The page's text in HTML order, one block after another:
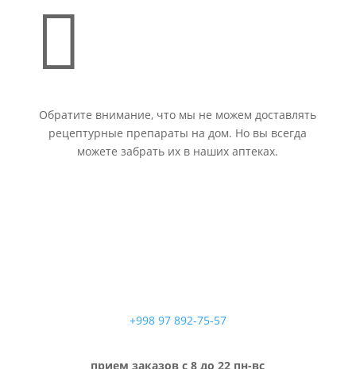

Обратите внимание, что мы не можем доставлять
рецептурные препараты на дом. Но вы всегда
можете забрать их в наших аптеках.
+998 97 892-75-57
прием заказов с 8 до 22 пн-вс